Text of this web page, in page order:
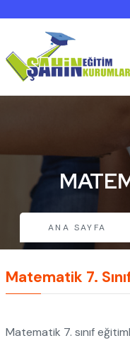
ANA SAYFA
Matematik 7.
Matematik 7. sınıf